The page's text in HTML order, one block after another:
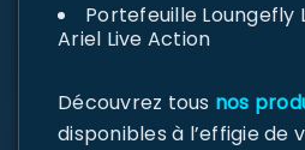
Portefeuille Loungefly
Ariel Live Action
Découvrez tous nos
disponibles à l’effigie de